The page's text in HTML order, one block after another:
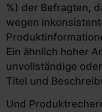
%) der Befragten,
wegen
Ein ähnlich hoher
unvollständige
Titel und
Und